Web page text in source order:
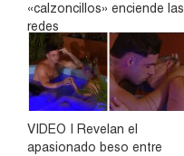
«calzoncillos» enciende las
redes
VIDEO | Revelan el
apasionado beso entre